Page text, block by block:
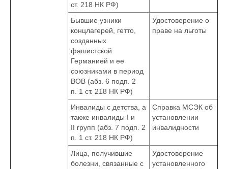
ст. 218 НК РФ)
Бывшие узники
концлагерей, гетто,
созданных
фашистской
Германией и ее
союзниками в период
ВОВ (абз. 6 подп. 2
п. 1 ст. 218 НК РФ)
Удостоверение о
праве на льготы
Инвалиды с детства, а
также инвалиды I и
II групп (абз. 7 подп. 2
п. 1 ст. 218 НК РФ)
Справка МСЭК об
установлении
инвалидности
Лица, получившие
болезни, связанные с
Удостоверение
установленного